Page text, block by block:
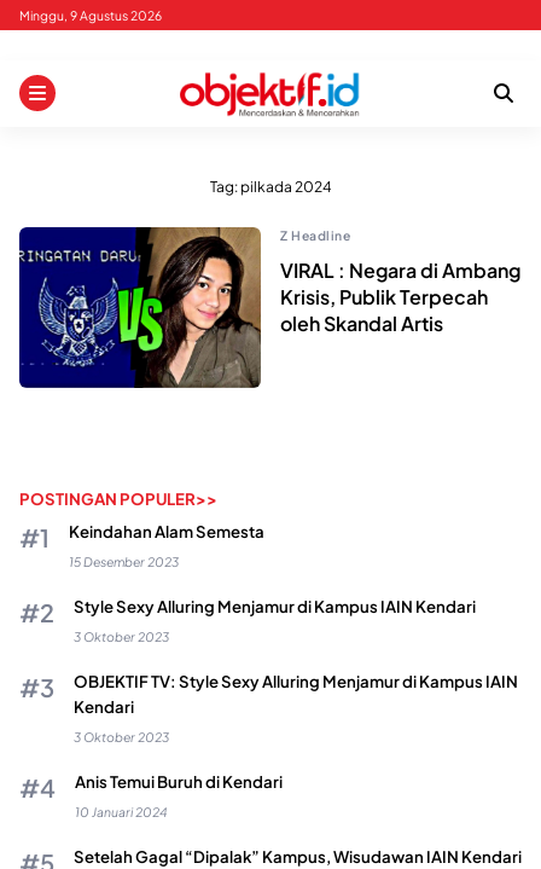
Skip
content
Minggu, 9 Agustus 2026
Tag: pilkada 2024
Z Headline
VIRAL : Negara di Ambang
Krisis, Publik Terpecah
oleh Skandal Artis
POSTINGAN POPULER>>
Keindahan Alam Semesta
15 Desember 2023
Style Sexy Alluring Menjamur di Kampus IAIN Kendari
3 Oktober 2023
OBJEKTIF TV: Style Sexy Alluring Menjamur di Kampus IAIN
Kendari
3 Oktober 2023
Anis Temui Buruh di Kendari
10 Januari 2024
Setelah Gagal “Dipalak” Kampus, Wisudawan IAIN Kendari